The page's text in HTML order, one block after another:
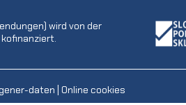
wird von der
daten Online cookies